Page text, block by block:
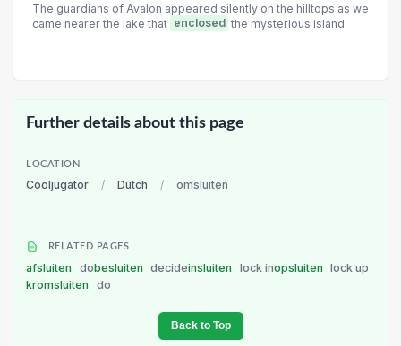
The guardians of Avalon appeared silently on the hilltops as we
came nearer the lake that enclosed the mysterious island.
Further details about this page
LOCATION
Cooljugator / Dutch / omsluiten
RELATED PAGES
afsluiten dobesluiten decideinsluiten lock inopsluiten
lock up
kromsluiten
do
Back to Top